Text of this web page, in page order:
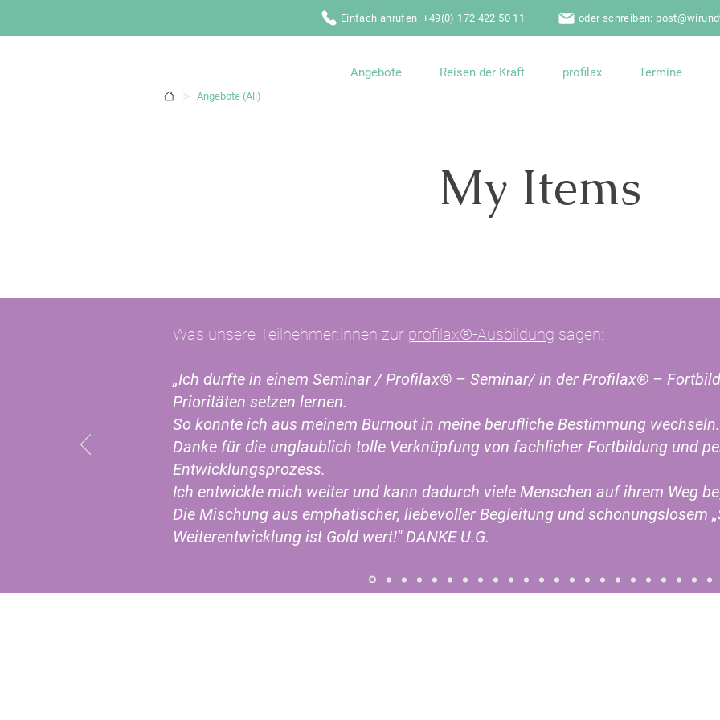
Angebote Reisen der Kraft profilax Termine
Einfach anrufen: +49(0) 172 422 50 11 oder schreiben:
> Angebote (All)
My Items
Was unsere Teilnehmer:innen zur profilax®-Ausbildung sagen:
„Ich durfte in einem Seminar / Profilax® – Seminar/ in der Profilax® –
Prioritäten setzen lernen.
So konnte ich aus meinem Burnout in meine berufliche Bestimmung wechseln.
Danke für die unglaublich tolle Verknüpfung von fachlicher Fortbildung und
Entwicklungsprozess.
Ich entwickle mich weiter und kann dadurch viele Menschen auf ihrem Weg
Die Mischung aus emphatischer, liebevoller Begleitung und schonungslosem
Weiterentwicklung ist Gold wert!" DANKE U.G.